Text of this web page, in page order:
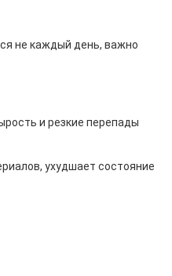
не каждый день, важно
и резкие перепады
ухудшает состояние